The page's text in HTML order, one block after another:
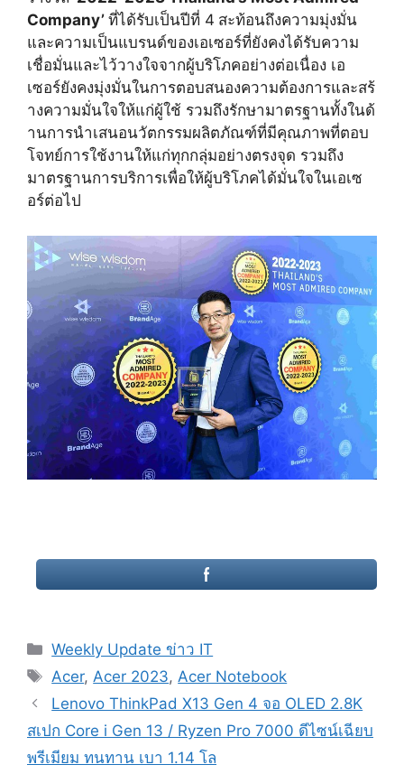
Company’ ที่ได้รับเป็นปีที่ 4 สะท้อนถึงความมุ่งมั่น
และความเป็นแบรนด์ของเอเซอร์ที่ยังคงได้รับความ
เชื่อมั่นและไว้วางใจจากผู้บริโภคอย่างต่อเนื่อง เอ
เซอร์ยังคงมุ่งมั่นในการตอบสนองความต้องการและสร้
างความมั่นใจให้แก่ผู้ใช้ รวมถึงรักษามาตรฐานทั้งในด้
านการนำเสนอนวัตกรรมผลิตภัณฑ์ที่มีคุณภาพที่ตอบ
โจทย์การใช้งานให้แก่ทุกกลุ่มอย่างตรงจุด รวมถึง
มาตรฐานการบริการเพื่อให้ผู้บริโภคได้มั่นใจในเอเซ
อร์ต่อไป
Categories
Weekly Update ข่าว IT
Tags
Acer,Acer 2023,Acer Notebook
Post
navigation
Lenovo ThinkPad X13 Gen 4 จอ OLED 2.8K
สเปก Core i Gen 13 / Ryzen Pro 7000 ดีไซน์เฉียบ
พรีเมียม ทนทาน เบา 1.14 โล